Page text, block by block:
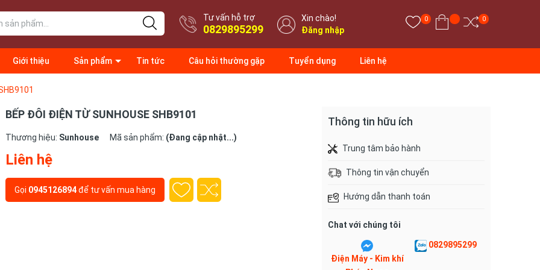
Tư vấn hỗ trợ
0829895299
Xin chào!
Đăng nhập
0 0
Giới thiệu Sản phẩm Tin tức Câu hỏi thường gặp Tuyển dụng Liên hệ
BẾP ĐÔI ĐIỆN TỪ SUNHOUSE SHB9101
Thương hiệu: Sunhouse Mã sản phẩm: (Đang cập nhật...)
Liên hệ
Gọi 0945126894để tư vấn mua hàng
Thông tin hữu ích
Trung tâm bảo hành
Thông tin vận chuyển
Hướng dẫn thanh toán
Chat với chúng tôi
Điện Máy - Kim khí
0829895299